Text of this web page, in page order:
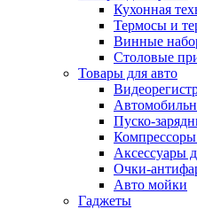
Кухонная
Термосы и
Винные
Столовые
Товары для авто
Пуско-
Аксессуары
Очки-
Авто мойки
Гаджеты